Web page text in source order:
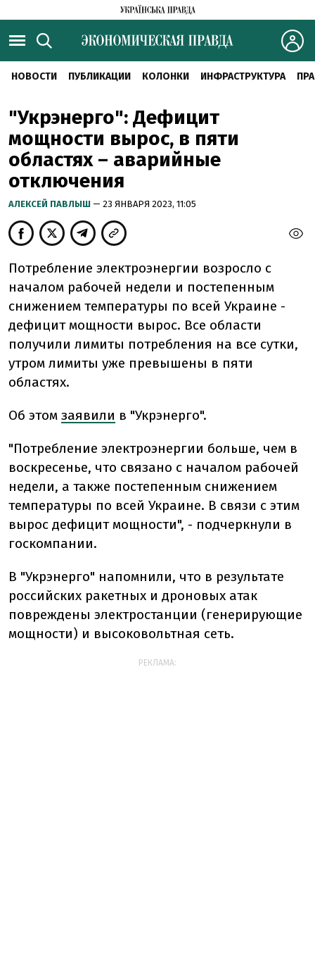
НОВОСТИ ПУБЛИКАЦИИ КОЛОНКИ ИНФРАСТРУКТУРА
"Укрэнерго": Дефицит
мощности вырос, в пяти
областях – аварийные
отключения
АЛЕКСЕЙ ПАВЛЫШ — 23 ЯНВАРЯ 2023, 11:05
Потребление электроэнергии возросло с
началом рабочей недели и постепенным
снижением температуры по всей Украине -
дефицит мощности вырос. Все области
получили лимиты потребления на все сутки,
утром лимиты уже превышены в пяти
областях.
Об этом заявили в "Укрэнерго".
"Потребление электроэнергии больше, чем в
воскресенье, что связано с началом рабочей
недели, а также постепенным снижением
температуры по всей Украине. В связи с этим
вырос дефицит мощности", - подчеркнули в
госкомпании.
В "Укрэнерго" напомнили, что в результате
российских ракетных и дроновых атак
повреждены электростанции (генерирующие
мощности) и высоковольтная сеть.
РЕКЛАМА: